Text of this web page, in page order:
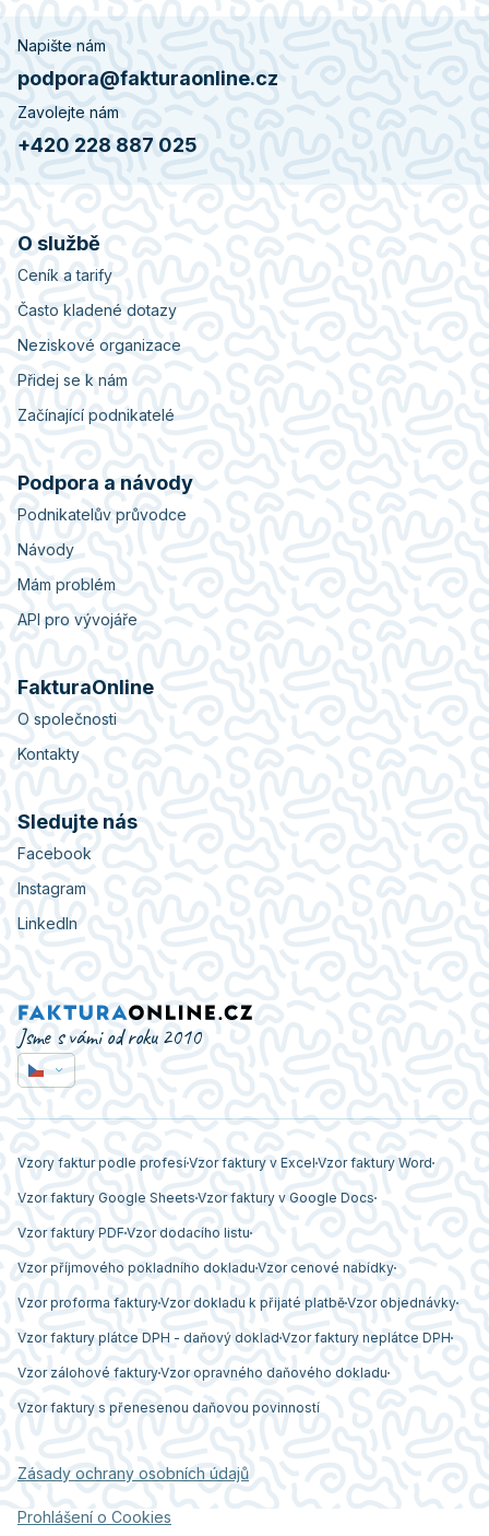
Napište nám
podpora@fakturaonline.cz
Zavolejte nám
+420 228 887 025
O službě
Ceník a tarify
Často kladené dotazy
Neziskové organizace
Přidej se k nám
Začínající podnikatelé
Podpora a návody
Podnikatelův průvodce
Návody
Mám problém
API pro vývojáře
FakturaOnline
O společnosti
Kontakty
Sledujte nás
Facebook
Instagram
LinkedIn
Jsme s vámi od roku 2010
Vzory faktur podle profesíVzor faktury v Excel Vzor faktury Word
Vzor faktury Google Sheets Vzor faktury v Google Docs
Vzor faktury PDF Vzor dodacího listu
Vzor příjmového pokladního dokladu Vzor cenové nabídky
Vzor proforma fakturyVzor dokladu k přijaté platběVzor objednávky
Vzor faktury plátce DPH - daňový doklad Vzor faktury neplátce DPH
Vzor zálohové fakturyVzor opravného daňového dokladu
Vzor faktury s přenesenou daňovou povinností
Zásady ochrany osobních údajů
Prohlášení o Cookies